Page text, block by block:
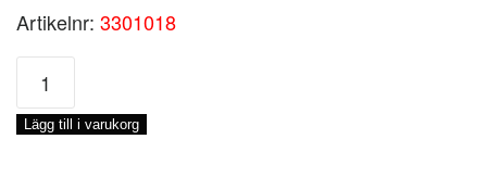
Artikelnr: 3301018
BOMULL
12/45
Ø
2,5
Lägg till i varukorg